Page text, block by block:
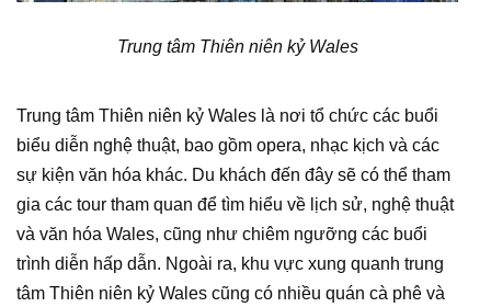
Trung tâm Thiên niên kỷ Wales
Trung tâm Thiên niên kỷ Wales là nơi tổ chức các buổi
biểu diễn nghệ thuật, bao gồm opera, nhạc kịch và các
sự kiện văn hóa khác. Du khách đến đây sẽ có thể tham
gia các tour tham quan để tìm hiểu về lịch sử, nghệ thuật
và văn hóa Wales, cũng như chiêm ngưỡng các buổi
trình diễn hấp dẫn. Ngoài ra, khu vực xung quanh trung
tâm Thiên niên kỷ Wales cũng có nhiều quán cà phê và